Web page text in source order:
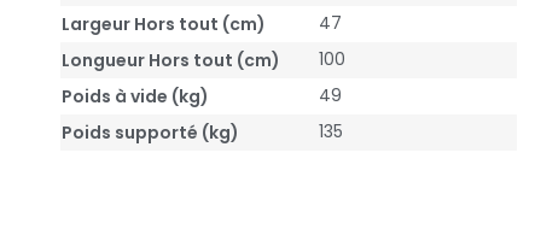
Largeur Hors tout (cm)
47
Longueur Hors tout (cm)
100
Poids à vide (kg)
49
Poids supporté (kg)
135